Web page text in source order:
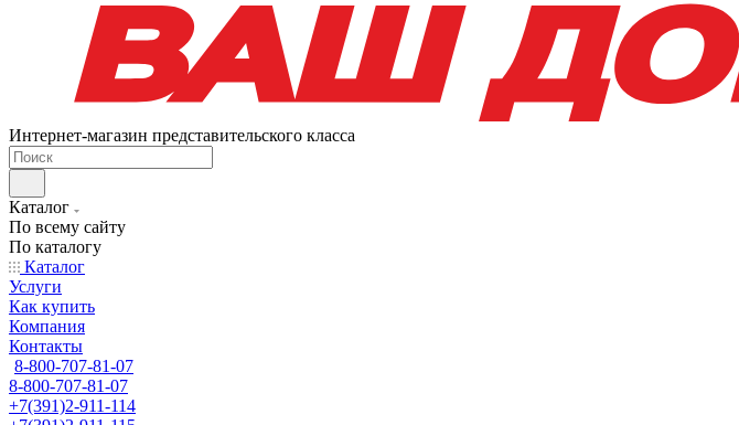
Интернет-магазин представительского класса
Каталог
По всему сайту
По каталогу
Каталог
Услуги
Как купить
Компания
Контакты
8-800-707-81-07
8-800-707-81-07
+7(391)2-911-114